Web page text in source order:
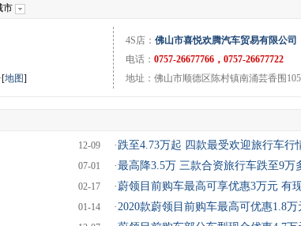
市
[地图]
4S店： 佛山市喜悦欢腾汽车贸易有限公司
电话： 0757-26677766，0757-26677722
地址：佛山市顺德区陈村镇南涌芸香围
12-09 · 跌至4.73万起 四款最受欢迎旅行车行
07-01 ·最高降3.5万 三款合资旅行车跌至9万
02-17 ·蔚领目前购车最高可享优惠3万元 有
01-14 ·2020款蔚领目前购车最高可优惠1.8万